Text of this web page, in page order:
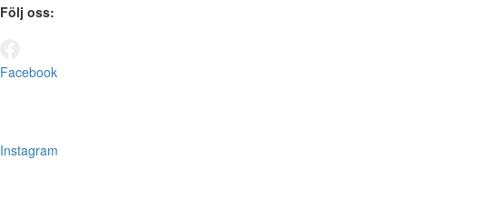
Följ oss:
Facebook
Instagram